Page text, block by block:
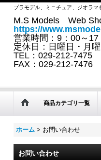
プラモデル、ミニチュア、ジオラ
M.S Models Web
https://
営業時間：9：00～17
定休日：日曜日・月曜
TEL：029-212-7475
FAX：029-212-7476
商品カテゴリ一覧
ホーム > お問い合わせ
お問い合わせ